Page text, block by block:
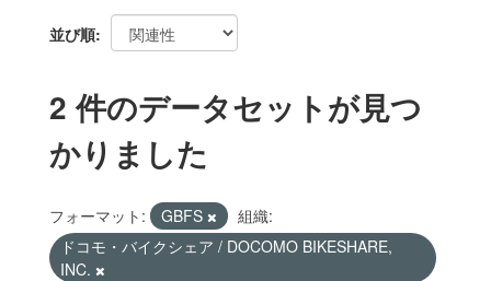
並び順
2 件のデータセットが見つ
かりました
フォーマット: GBFS
組織:
ドコモ・バイクシェア / DOCOMO BIKESHARE,
INC.